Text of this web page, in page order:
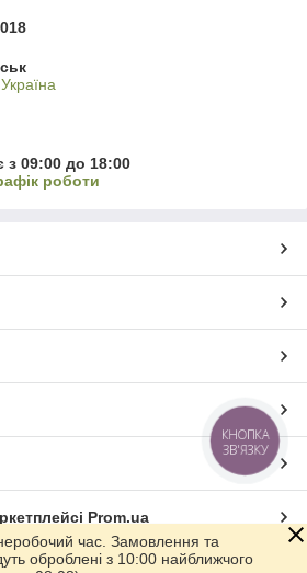
з 09:00 до 18:00
роботи
Prom.ua
час. Замовлення та
оброблені з 10:00 найближчого
КНОПКА
ЗВ'ЯЗКУ